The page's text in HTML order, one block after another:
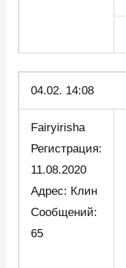
04.02. 14:08
Fairyirisha
Регистрация:
11.08.2020
Адрес: Клин
Сообщений:
65